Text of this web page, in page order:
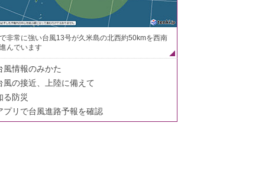
非常に強い台風13号が久米島の北西約50kmを西南
んでいます
風情報のみかた
風の接近、上陸に備えて
る防災
プリで台風進路予報を確認